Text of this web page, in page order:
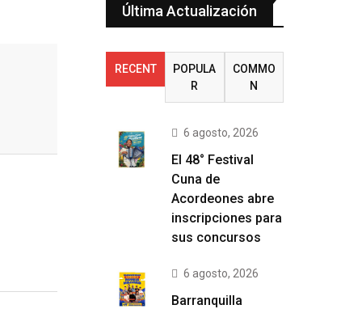
Última Actualización
RECENT
POPULA
R
COMMO
N
6 agosto, 2026
El 48° Festival
Cuna de
Acordeones abre
inscripciones para
sus concursos
6 agosto, 2026
Barranquilla